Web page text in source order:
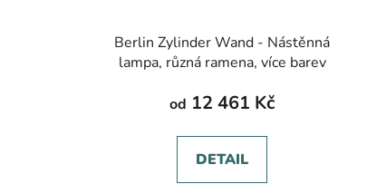
Berlin Zylinder Wand - Nástěnná
lampa, různá ramena, více barev
od 12 461 Kč
DETAIL